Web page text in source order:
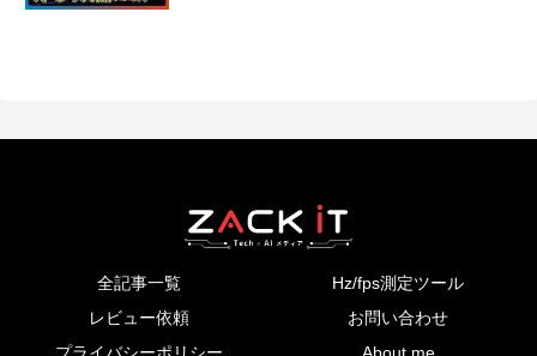
全記事一覧
Hz/fps測定ツール
レビュー依頼
お問い合わせ